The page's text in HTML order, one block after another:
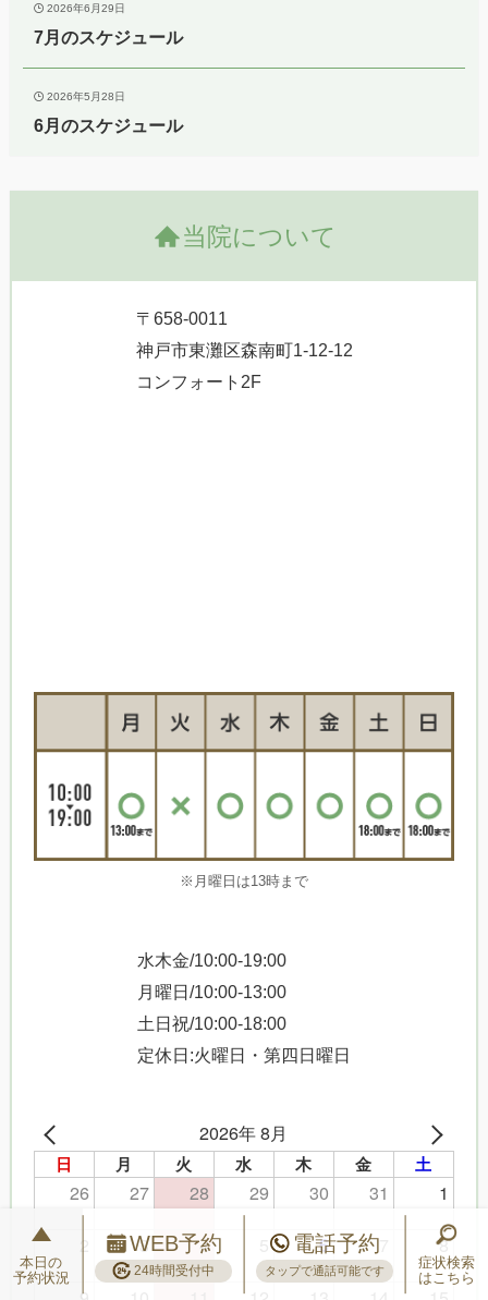
2026年6月29日
7月のスケジュール
2026年5月28日
6月のスケジュール
当院について
〒658-0011
神戸市東灘区森南町1-12-12
コンフォート2F
※月曜日は13時まで
水木金/10:00-19:00
月曜日/10:00-13:00
土日祝/10:00-18:00
定休日:火曜日・第四日曜日
2026年 8月
日 月 火 水 木 金 土
26 27 28 29 30 31
1
3 4 6 7
8
本日の
予約状況
WEB予約
24時間受付中
電話予約
タップで通話可能です
症状検索
はこちら